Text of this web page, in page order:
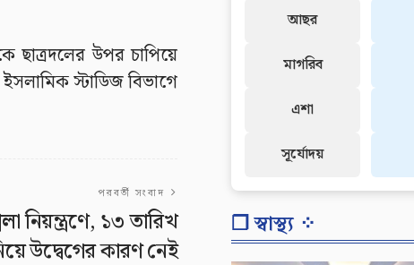
ছাত্রদলের উপর চাপিয়ে
ইসলামিক স্টাডিজ বিভাগে
পরবর্তী সংবাদ
নিয়ন্ত্রণে, ১৩ তারিখ
উদ্বেগের কারণ নেই
আছর
মাগরিব
এশা
সূর্যোদয়
❐ স্বাস্থ্য ⁘